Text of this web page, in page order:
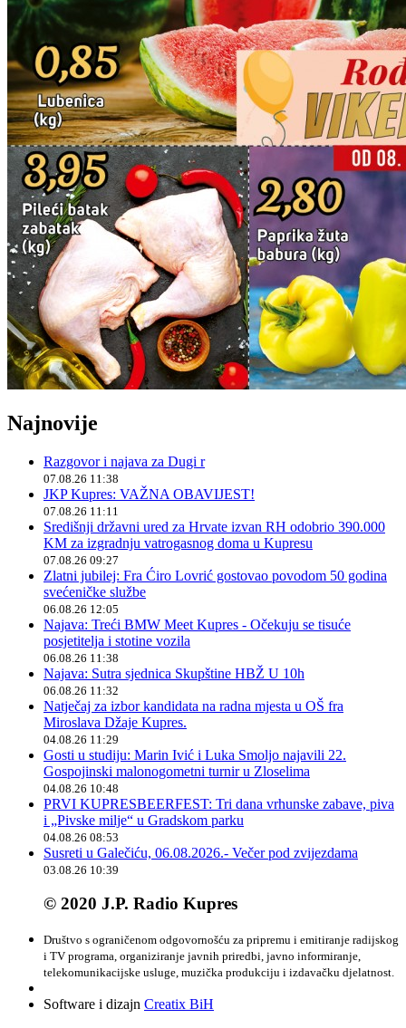
Najnovije
Razgovor i najava za Dugi r
07.08.26 11:38
JKP Kupres: VAŽNA OBAVIJEST!
07.08.26 11:11
Središnji državni ured za Hrvate izvan RH odobrio 390.000
KM za izgradnju vatrogasnog doma u Kupresu
07.08.26 09:27
Zlatni jubilej: Fra Ćiro Lovrić gostovao povodom 50 godina
svećeničke službe
06.08.26 12:05
Najava: Treći BMW Meet Kupres - Očekuju se tisuće
posjetitelja i stotine vozila
06.08.26 11:38
Najava: Sutra sjednica Skupštine HBŽ U 10h
06.08.26 11:32
Natječaj za izbor kandidata na radna mjesta u OŠ fra
Miroslava Džaje Kupres.
04.08.26 11:29
Gosti u studiju: Marin Ivić i Luka Smoljo najavili 22.
Gospojinski malonogometni turnir u Zloselima
04.08.26 10:48
PRVI KUPRESBEERFEST: Tri dana vrhunske zabave, piva
i „Pivske milje“ u Gradskom parku
04.08.26 08:53
Susreti u Galečiću, 06.08.2026.- Večer pod zvijezdama
03.08.26 10:39
© 2020 J.P. Radio Kupres
Društvo s ograničenom odgovornošću za pripremu i emitiranje radijskog
i TV programa, organiziranje javnih priredbi, javno informiranje,
telekomunikacijske usluge, muzička produkciju i izdavačku djelatnost.
Software i dizajn Creatix BiH